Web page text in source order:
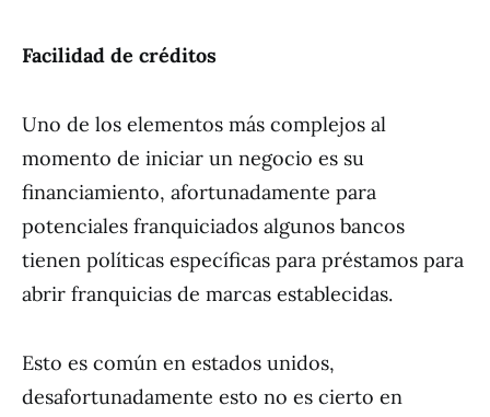
Facilidad de créditos
Uno de los elementos más complejos al
momento de iniciar un negocio es su
financiamiento, afortunadamente para
potenciales franquiciados algunos bancos
tienen políticas específicas para préstamos para
abrir franquicias de marcas establecidas.
Esto es común en estados unidos,
desafortunadamente esto no es cierto en